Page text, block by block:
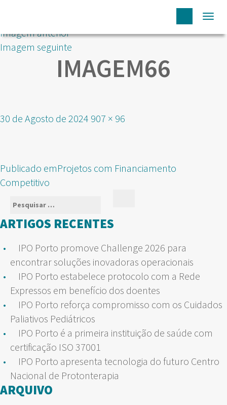
Imagem anterior
Imagem seguinte
IMAGEM66
Publicado
30 de Agosto de 2024 Tamanho
907 × 96
NAVEGAÇÃO
DE
ARTIGOS
Publicado emProjetos com Financiamento
Competitivo
Pesquisar
por:
ARTIGOS RECENTES
IPO Porto promove Challenge 2026 para
encontrar soluções inovadoras operacionais
IPO Porto estabelece protocolo com a Rede
Expressos em benefício dos doentes
IPO Porto reforça compromisso com os Cuidados
Paliativos Pediátricos
IPO Porto é a primeira instituição de saúde com
certificação ISO 37001
IPO Porto apresenta tecnologia do futuro Centro
Nacional de Protonterapia
ARQUIVO